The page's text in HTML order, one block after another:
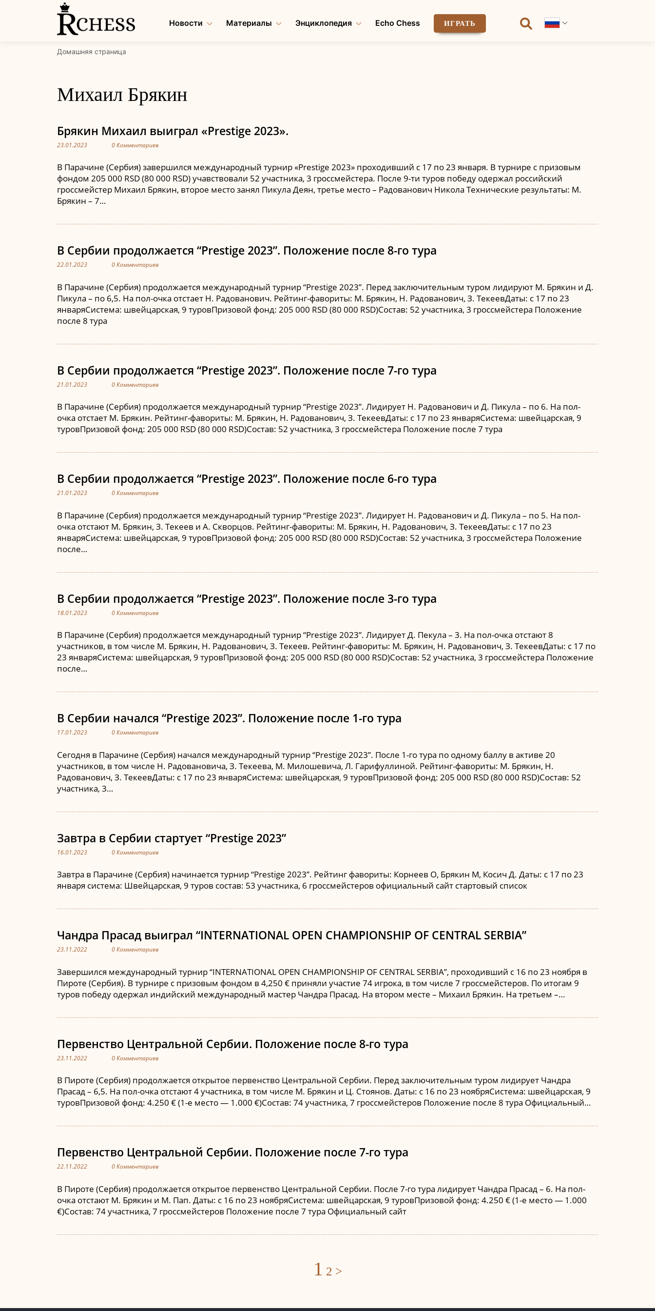
Новости Материалы Энциклопедия Echo Chess ИГРАТЬ
Домашняя страница
Михаил Брякин
Брякин Михаил выиграл «Prestige 2023».
23.01.2023 0 Комментариев
В Парачине (Сербия) завершился международный турнир «Prestige 2023» проходивший с 17 по 23 января. В турнире с призовым
фондом 205 000 RSD (80 000 RSD) учавствовали 52 участника, 3 гроссмейстера. После 9-ти туров победу одержал российский
гроссмейстер Михаил Брякин, второе место занял Пикула Деян, третье место – Радованович Никола Технические результаты: М.
Брякин – 7…
В Сербии продолжается “Prestige 2023”. Положение после 8-го тура
22.01.2023 0 Комментариев
В Парачине (Сербия) продолжается международный турнир “Prestige 2023”. Перед заключительным туром лидируют М. Брякин и Д.
Пикула – по 6,5. На пол-очка отстает Н. Радованович. Рейтинг-фавориты: М. Брякин, Н. Радованович, З. ТекеевДаты: с 17 по 23
январяСистема: швейцарская, 9 туровПризовой фонд: 205 000 RSD (80 000 RSD)Состав: 52 участника, 3 гроссмейстера Положение
после 8 тура
В Сербии продолжается “Prestige 2023”. Положение после 7-го тура
21.01.2023 0 Комментариев
В Парачине (Сербия) продолжается международный турнир “Prestige 2023”. Лидирует Н. Радованович и Д. Пикула – по 6. На пол-
очка отстает М. Брякин. Рейтинг-фавориты: М. Брякин, Н. Радованович, З. ТекеевДаты: с 17 по 23 январяСистема: швейцарская, 9
туровПризовой фонд: 205 000 RSD (80 000 RSD)Состав: 52 участника, 3 гроссмейстера Положение после 7 тура
В Сербии продолжается “Prestige 2023”. Положение после 6-го тура
21.01.2023 0 Комментариев
В Парачине (Сербия) продолжается международный турнир “Prestige 2023”. Лидирует Н. Радованович и Д. Пикула – по 5. На пол-
очка отстают М. Брякин, З. Текеев и А. Скворцов. Рейтинг-фавориты: М. Брякин, Н. Радованович, З. ТекеевДаты: с 17 по 23
январяСистема: швейцарская, 9 туровПризовой фонд: 205 000 RSD (80 000 RSD)Состав: 52 участника, 3 гроссмейстера Положение
после…
В Сербии продолжается “Prestige 2023”. Положение после 3-го тура
18.01.2023 0 Комментариев
В Парачине (Сербия) продолжается международный турнир “Prestige 2023”. Лидирует Д. Пекула – 3. На пол-очка отстают 8
участников, в том числе М. Брякин, Н. Радованович, З. Текеев. Рейтинг-фавориты: М. Брякин, Н. Радованович, З. ТекеевДаты: с 17 по
23 январяСистема: швейцарская, 9 туровПризовой фонд: 205 000 RSD (80 000 RSD)Состав: 52 участника, 3 гроссмейстера Положение
после…
В Сербии начался “Prestige 2023”. Положение после 1-го тура
17.01.2023 0 Комментариев
Сегодня в Парачине (Сербия) начался международный турнир “Prestige 2023”. После 1-го тура по одному баллу в активе 20
участников, в том числе Н. Радовановича, З. Текеева, М. Милошевича, Л. Гарифуллиной. Рейтинг-фавориты: М. Брякин, Н.
Радованович, З. ТекеевДаты: с 17 по 23 январяСистема: швейцарская, 9 туровПризовой фонд: 205 000 RSD (80 000 RSD)Состав: 52
участника, 3…
Завтра в Сербии стартует “Prestige 2023”
16.01.2023 0 Комментариев
Завтра в Парачине (Сербия) начинается турнир “Prestige 2023”. Рейтинг фавориты: Корнеев О, Брякин М, Косич Д. Даты: с 17 по 23
января система: Швейцарская, 9 туров состав: 53 участника, 6 гроссмейстеров официальный сайт стартовый список
Чандра Прасад выиграл “INTERNATIONAL OPEN CHAMPIONSHIP OF CENTRAL SERBIA”
23.11.2022 0 Комментариев
Завершился международный турнир “INTERNATIONAL OPEN CHAMPIONSHIP OF CENTRAL SERBIA”, проходивший с 16 по 23 ноября в
Пироте (Сербия). В турнире с призовым фондом в 4,250 € приняли участие 74 игрока, в том числе 7 гроссмейстеров. По итогам 9
туров победу одержал индийский международный мастер Чандра Прасад. На втором месте – Михаил Брякин. На третьем –…
Первенство Центральной Сербии. Положение после 8-го тура
23.11.2022 0 Комментариев
В Пироте (Сербия) продолжается открытое первенство Центральной Сербии. Перед заключительным туром лидирует Чандра
Прасад – 6,5. На пол-очка отстают 4 участника, в том числе М. Брякин и Ц. Стоянов. Даты: с 16 по 23 ноябряСистема: швейцарская, 9
туровПризовой фонд: 4.250 € (1-е место — 1.000 €)Состав: 74 участника, 7 гроссмейстеров Положение после 8 тура Официальный…
Первенство Центральной Сербии. Положение после 7-го тура
22.11.2022 0 Комментариев
В Пироте (Сербия) продолжается открытое первенство Центральной Сербии. После 7-го тура лидирует Чандра Прасад – 6. На пол-
очка отстают М. Брякин и М. Пап. Даты: с 16 по 23 ноябряСистема: швейцарская, 9 туровПризовой фонд: 4.250 € (1-е место — 1.000
€)Состав: 74 участника, 7 гроссмейстеров Положение после 7 тура Официальный сайт
Posts
1 2 >